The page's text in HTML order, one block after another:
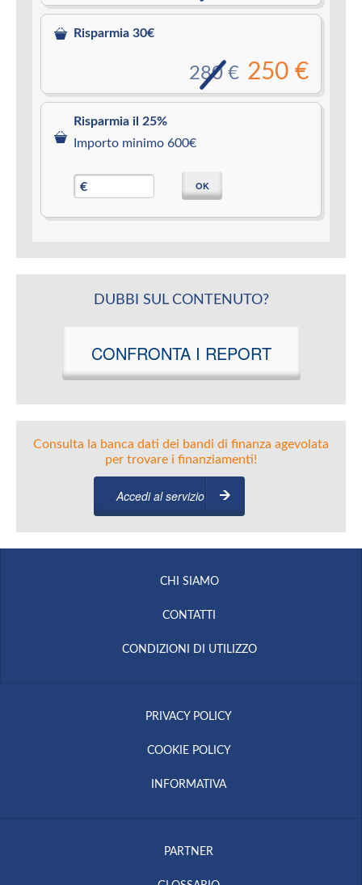
Risparmia 30€
250 €
280 €
Risparmia il 25%
Importo minimo 600€
€ OK
DUBBI SUL CONTENUTO?
CONFRONTA I REPORT
Consulta la banca dati dei bandi di finanza agevolata
per trovare i finanziamenti!
Accedi al servizio
CHI SIAMO
CONTATTI
CONDIZIONI DI UTILIZZO
PRIVACY POLICY
COOKIE POLICY
INFORMATIVA
PARTNER